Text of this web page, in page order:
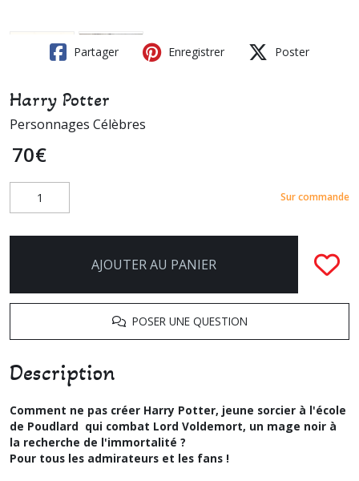
Partager Enregistrer Poster
Harry Potter
Personnages Célèbres
70€
Sur commande
AJOUTER AU PANIER
POSER UNE QUESTION
Description
Comment ne pas créer Harry Potter, jeune sorcier à l'école
de Poudlard qui combat Lord Voldemort, un mage noir à
la recherche de l'immortalité ?
Pour tous les admirateurs et les fans !